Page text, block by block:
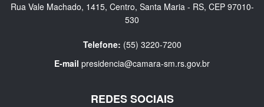
Rua Vale Machado, 1415, Centro, Santa Maria - RS, CEP 97010-
530
Telefone: (55) 3220-7200
E-mail presidencia@camara-sm.rs.gov.br
REDES SOCIAIS